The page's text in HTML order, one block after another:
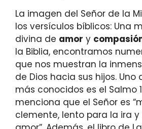
La imagen del Señor de la
los versículos bíblicos: Una
divina de amor y
la Biblia, encontramos
que nos muestran la
de Dios hacia sus hijos. Uno
más conocidos es el Salmo
menciona que el Señor es
clemente, lento para la ira